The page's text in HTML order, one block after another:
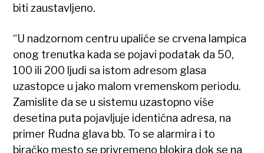
biti zaustavljeno.
“U nadzornom centru upaliće se crvena lampica
onog trenutka kada se pojavi podatak da 50,
100 ili 200 ljudi sa istom adresom glasa
uzastopce u jako malom vremenskom periodu.
Zamislite da se u sistemu uzastopno više
desetina puta pojavljuje identična adresa, na
primer Rudna glava bb. To se alarmira i to
biračko mesto se privremeno blokira dok se na